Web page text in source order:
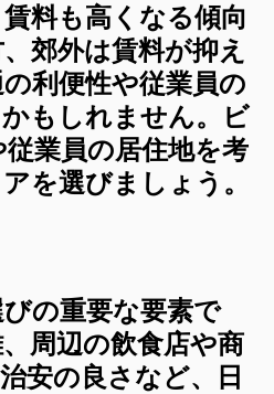
料も高くなる傾向
郊外は賃料が抑え
利便性や従業員の
もしれません。ビ
業員の居住地を考
を選びましょう。
の重要な要素で
周辺の飲食店や商
安の良さなど、日